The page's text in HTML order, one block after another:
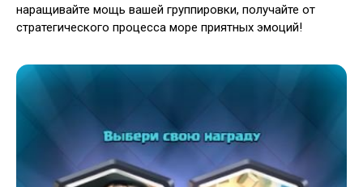
наращивайте мощь вашей группировки, получайте от
стратегического процесса море приятных эмоций!